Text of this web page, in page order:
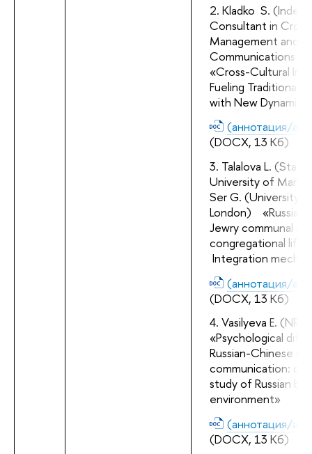
Kladko  S.
Consultant in
Management and
Communications
«Cross-Cultural
Fueling Traditional
with New
(аннотация/
(DOCX, 13 Кб)
Talalova L. (State
University of
Ser G. (University
London)
Jewry communal
congregational life
Integration
(аннотация/
(DOCX, 13 Кб)
Vasilyeva E. (NRU
«Psychological
Russian-Chinese
communication:
study of Russian
environment»
(аннотация/
(DOCX, 13 Кб)